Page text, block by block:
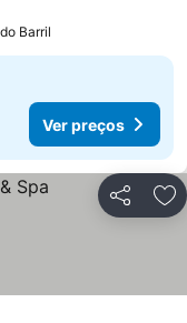
Barril
Ver preços
Partilhar